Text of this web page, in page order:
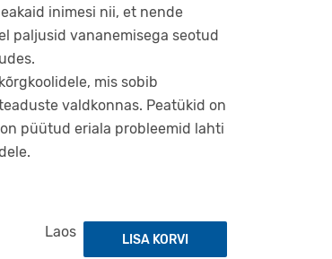
inimesi nii, et nende
paljusid vananemisega seotud
mis sobib
valdkonnas. Peatükid on
püütud eriala probleemid lahti
Laos
Gerontoloogia kogus
LISA KORVI